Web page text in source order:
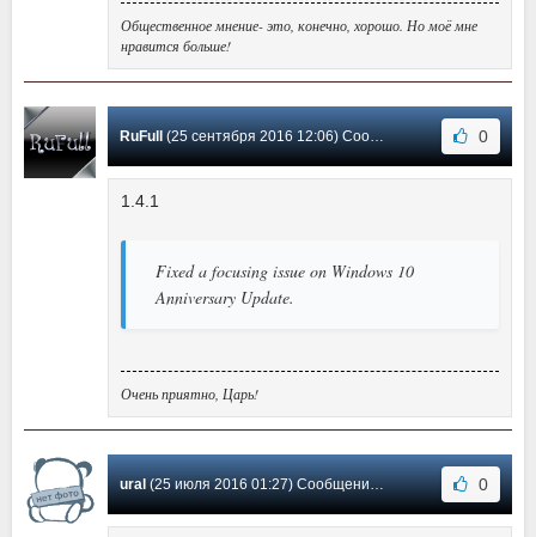
Общественное мнение- это, конечно, хорошо. Но моё мне
нравится больше!
RuFull(25 сентября 2016 12:06) Сообщение #14 0
1.4.1
Fixed a focusing issue on Windows 10
Anniversary Update.
Очень приятно, Царь!
ural(25 июля 2016 01:27) Сообщение #13 0